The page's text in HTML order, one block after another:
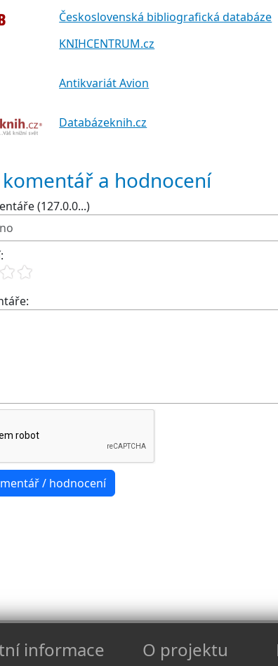
Československá bibliografická databáze
KNIHCENTRUM.cz
Antikvariát Avion
Databázeknih.cz
a hodnocení
(127.0.0...)
informace O projektu